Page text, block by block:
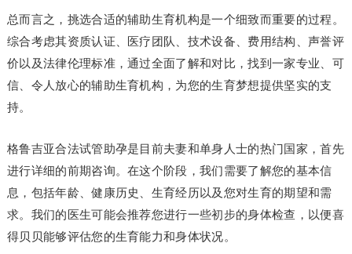
总而言之，挑选合适的辅助生育机构是一个细致而重要的过程。
综合考虑其资质认证、医疗团队、技术设备、费用结构、声誉评
价以及法律伦理标准，通过全面了解和对比，找到一家专业、可
信、令人放心的辅助生育机构，为您的生育梦想提供坚实的支
持。
格鲁吉亚合法试管助孕是目前夫妻和单身人士的热门国家，首先
进行详细的前期咨询。在这个阶段，我们需要了解您的基本信
息，包括年龄、健康历史、生育经历以及您对生育的期望和需
求。我们的医生可能会推荐您进行一些初步的身体检查，以便喜
得贝贝能够评估您的生育能力和身体状况。